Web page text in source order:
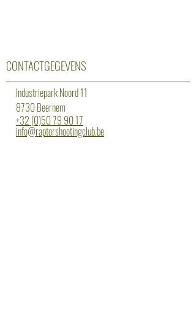
CONTACTGEGEVENS
Industriepark Noord 11
8730 Beernem
+32 (0)50 79 90 17
info@raptorshootingclub.be